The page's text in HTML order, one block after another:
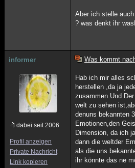
Aber ich stelle
? was denkt ihr
informer
dabei seit 2006
Profil anzeigen
Private Nachricht
Link kopieren
Was kommt
Hab ich mir alles
herstellen ,da ja
zusammen.Und
welt zu sehen
denuns bekannten
Emotionen,den
Dimension, da ich
dann die weltder
als die uns
ihr könnte das ne